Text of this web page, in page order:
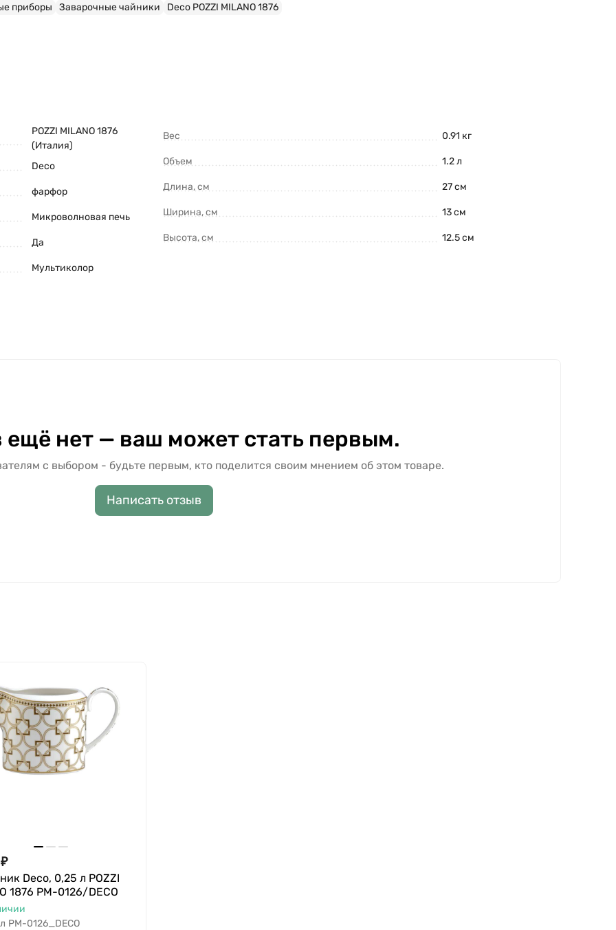
приборы Заварочные чайники Deco POZZI MILANO 1876
POZZI MILANO 1876
(Италия)
Deco
фарфор
Микроволновая печь
Да
Мультиколор
Вес 0.91 кг
Объем 1.2 л
Длина, см 27 см
Ширина, см 13 см
Высота, см 12.5 см
ещё нет — ваш может стать первым.
с выбором - будьте первым, кто поделится своим мнением об этом товаре.
Написать отзыв
₽
Deco, 0,25 л POZZI
1876 PM-0126/DECO
PM-0126_DECO